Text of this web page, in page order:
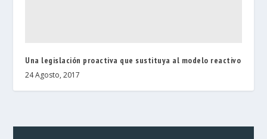
Una legislación proactiva que sustituya al modelo reactivo
24 Agosto, 2017